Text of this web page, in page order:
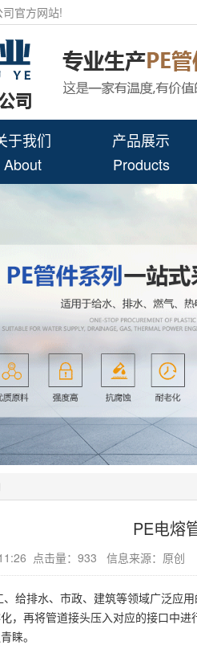
官方网站!
于我们
About
产品展示
Products
PE电熔
点击量：933 信息来源：原创
给排水、市政、建筑等领域广泛应
，再将管道接头压入对应的接口中
睐。